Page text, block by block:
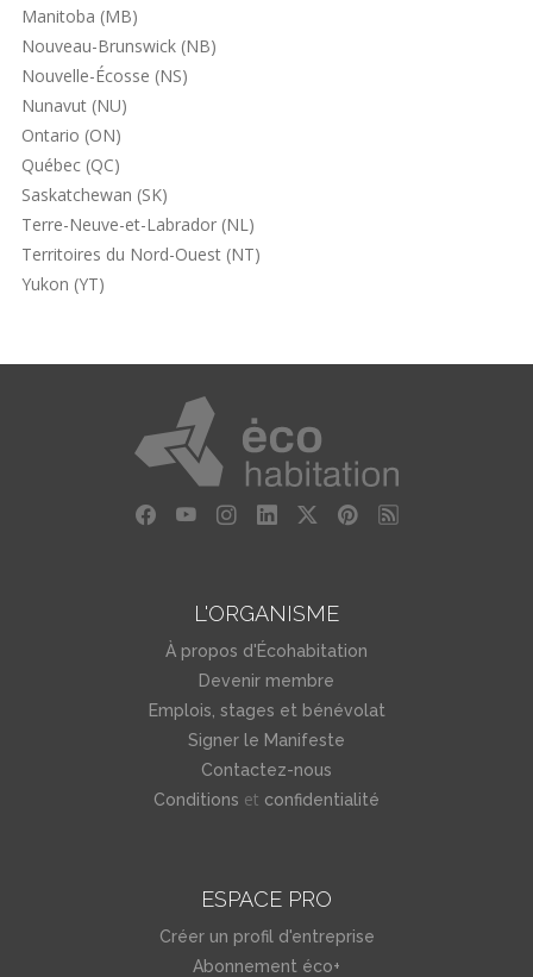
Manitoba (MB)
Nouveau-Brunswick (NB)
Nouvelle-Écosse (NS)
Nunavut (NU)
Ontario (ON)
Québec (QC)
Saskatchewan (SK)
Terre-Neuve-et-Labrador (NL)
Territoires du Nord-Ouest (NT)
Yukon (YT)
L'ORGANISME
À propos d'Écohabitation
Devenir membre
Emplois, stages et bénévolat
Signer le Manifeste
Contactez-nous
Conditions et confidentialité
ESPACE PRO
Créer un profil d'entreprise
Abonnement éco+